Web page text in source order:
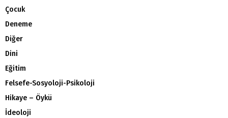
Çocuk
Deneme
Diğer
Dini
Eğitim
Felsefe-Sosyoloji-Psikoloji
Hikaye – Öykü
İdeoloji